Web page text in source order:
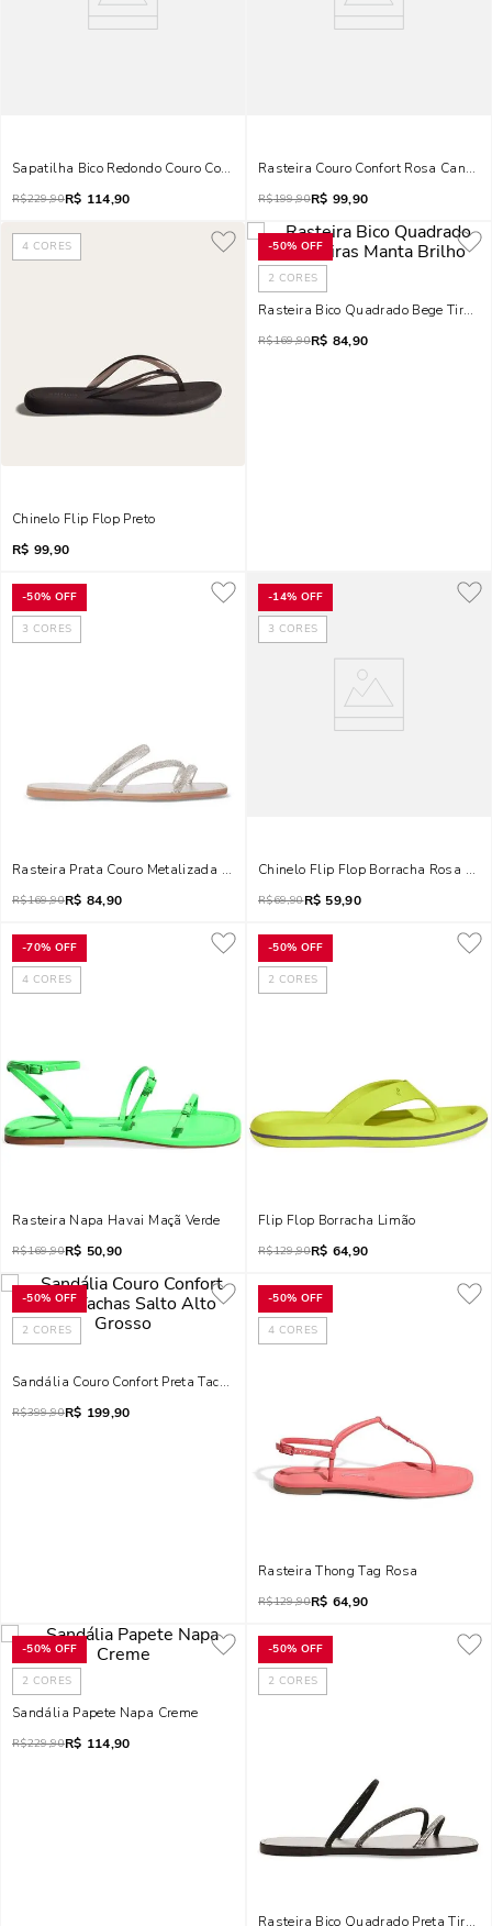
Sapatilha Bico Redondo Couro Confort Matelassê Vanilla
R$229,90R$ 114,90
Rasteira Couro Confort Rosa Candy
R$199,90R$ 99,90
4 CORES
Chinelo Flip Flop Preto
R$ 99,90
-50% OFF
2 CORES
Rasteira Bico Quadrado Bege Tiras
R$169,90R$ 84,90
-50% OFF
3 CORES
Rasteira Prata Couro Metalizada Tiras Strass
R$169,90R$ 84,90
-14% OFF
3 CORES
Chinelo Flip Flop Borracha Rosa
R$69,90R$ 59,90
-70% OFF
4 CORES
Rasteira Napa Havai Maçã Verde
R$169,90R$ 50,90
-50% OFF
2 CORES
Flip Flop Borracha Limão
R$129,90R$ 64,90
-50% OFF
2 CORES
Sandália Couro Confort Preta Tachas Salto Alto Grosso
R$399,90R$ 199,90
-50% OFF
4 CORES
Rasteira Thong Tag Rosa
R$129,90R$ 64,90
-50% OFF
2 CORES
Sandália Papete Napa Creme
R$229,90R$ 114,90
-50% OFF
2 CORES
Rasteira Bico Quadrado Preta Tiras